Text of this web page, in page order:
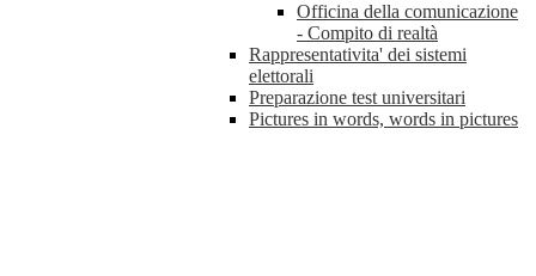
Officina della comunicazione
- Compito di realtà
Rappresentativita' dei sistemi
elettorali
Preparazione test universitari
Pictures in words, words in pictures